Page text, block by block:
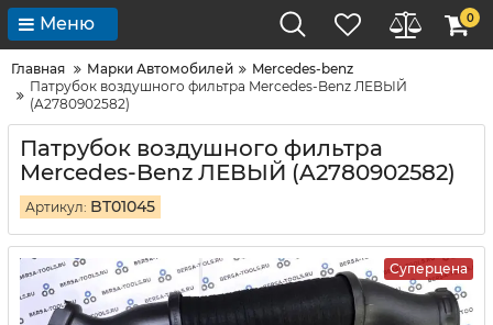
Меню 0
Главная Марки Автомобилей
Mercedes-benz
Патрубок воздушного фильтра Mercedes-Benz ЛЕВЫЙ
(A2780902582)
Патрубок воздушного фильтра
Mercedes-Benz ЛЕВЫЙ (A2780902582)
Артикул: BT01045
Суперцена